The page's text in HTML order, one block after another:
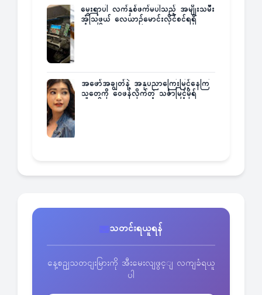
မွေးရာပါ လက်နှစ်ဖက်မပါသည့် အမျိုးသမီး
အံ့သြဖွယ် လေယာဉ်မောင်းလိုင်စင်ရရှိ
အဖော်အချွတ်နဲ့ အနုပညာကြေးမြင့်နေကြ
သူတွေကို ဝေဖန်လိုက်တဲ့ သင်္ဇာမြင့်မိုရ်
သတင်းရယူရန်
နေ့စဥျသတငျးမြားကို အီးမေးလျဖွင့ျ လကျခံရယူ
ပါ